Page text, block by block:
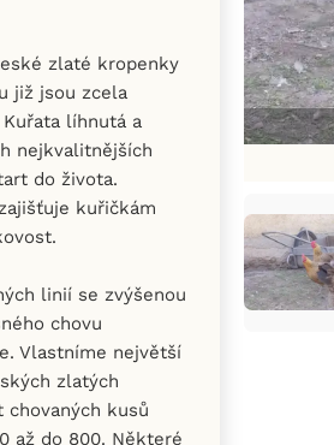
zlaté kropenky
již jsou zcela
líhnutá a
nejkvalitnějších
do života.
kuřičkám
linií se zvýšenou
chovu
Vlastníme největší
zlatých
chovaných kusů
až do 800. Některé